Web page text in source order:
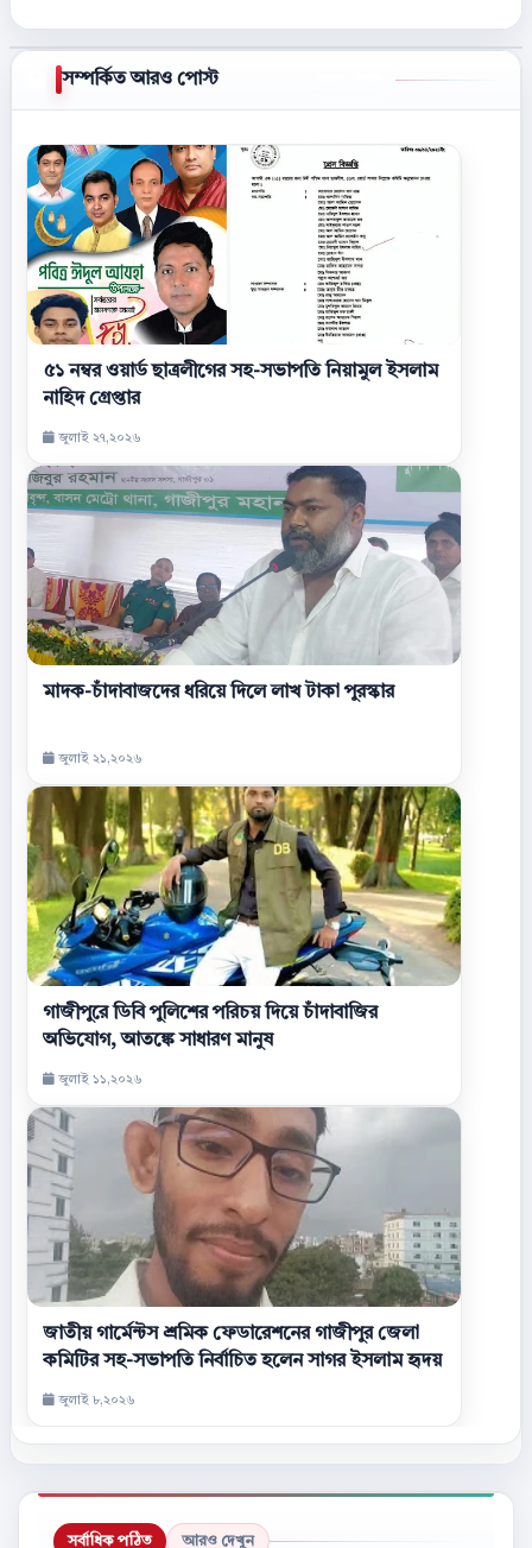
সম্পর্কিত আরও পোস্ট
৫১ নম্বর ওয়ার্ড ছাত্রলীগের সহ-সভাপতি নিয়ামুল ইসলাম
নাহিদ গ্রেপ্তার
জুলাই ২৭,২০২৬
মাদক-চাঁদাবাজদের ধরিয়ে দিলে লাখ টাকা পুরস্কার
জুলাই ২১,২০২৬
গাজীপুরে ডিবি পুলিশের পরিচয় দিয়ে চাঁদাবাজির
অভিযোগ, আতঙ্কে সাধারণ মানুষ
জুলাই ১১,২০২৬
জাতীয় গার্মেন্টস শ্রমিক ফেডারেশনের গাজীপুর জেলা
কমিটির সহ-সভাপতি নির্বাচিত হলেন সাগর ইসলাম হৃদয়
জুলাই ৮,২০২৬
সর্বাধিক পঠিত আরও দেখুন